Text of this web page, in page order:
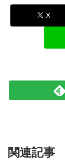
X
関連記事